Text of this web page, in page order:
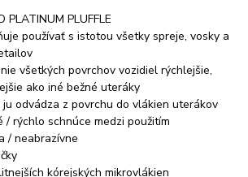
PLATINUM PLUFFLE
používať s istotou všetky spreje, vosky a
všetkých povrchov vozidiel rýchlejšie,
ako iné bežné uteráky
odvádza z povrchu do vlákien uterákov
/ rýchlo schnúce medzi použitím
/ neabrazívne
kórejských mikrovlákien